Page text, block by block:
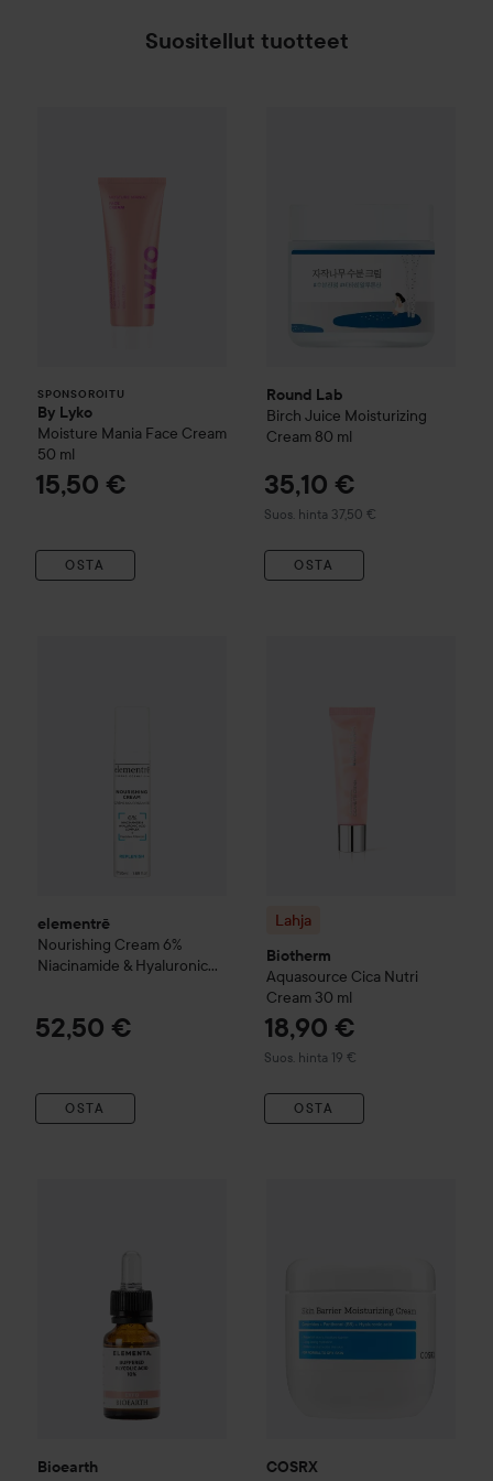
Suositellut tuotteet
SPONSOROITU
By Lyko
Moisture Mania Face Cream
50 ml
15,50 €
OSTA
Round Lab
Birch Juice Moisturizing
Cream 80 ml
35,10 €
Suos. hinta 37,50 €
Suositeltu hinta 37,50 €
OSTA
elementrē
Nourishing Cream 6%
Niacinamide & Hyaluronic
52,50 €
OSTA
Lahja
Biotherm
Aquasource Cica Nutri
Cream 30 ml
18,90 €
Suos. hinta 19 €
Suositeltu hinta 19 €
OSTA
Bioearth COSRX